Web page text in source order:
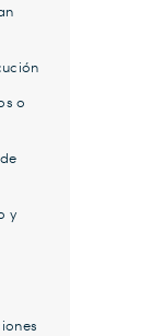
o
y